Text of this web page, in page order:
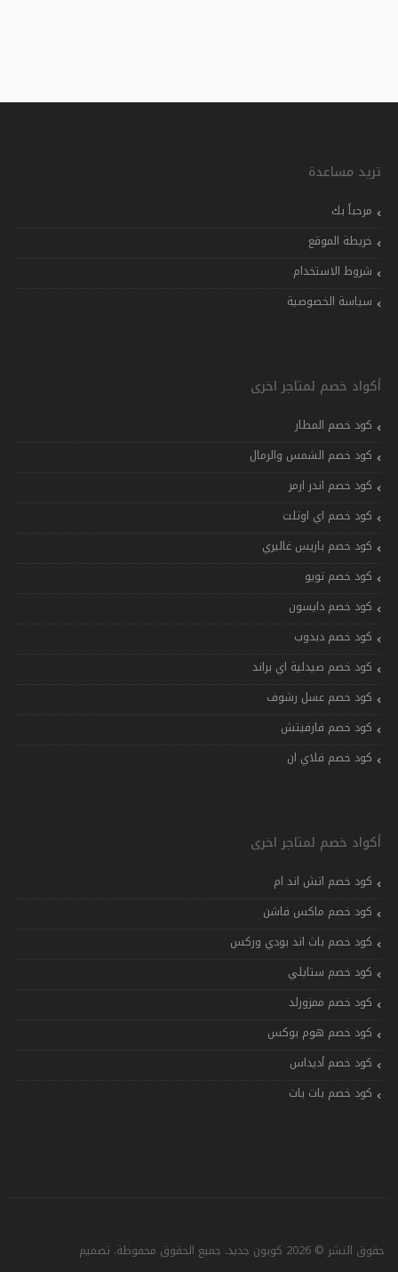
تريد مساعدة
مرحباً بك
خريطة الموقع
شروط الاستخدام
سياسة الخصوصية
أكواد خصم لمتاجر اخرى
كود خصم المطار
كود خصم الشمس والرمال
كود خصم اندر ارمر
كود خصم اي اوتلت
كود خصم باريس غاليري
كود خصم تويو
كود خصم دايسون
كود خصم دبدوب
كود خصم صيدلية اي براند
كود خصم عسل رشوف
كود خصم فارفيتش
كود خصم فلاي ان
أكواد خصم لمتاجر اخرى
كود خصم اتش اند ام
كود خصم ماكس فاشن
كود خصم باث اند بودي وركس
كود خصم ستايلي
كود خصم ممزورلد
كود خصم هوم بوكس
كود خصم أديداس
كود خصم بات بات
حقوق النشر © 2026 كوبون جديد. جميع الحقوق محفوظة. تصميم